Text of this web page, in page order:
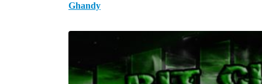
Ghandy